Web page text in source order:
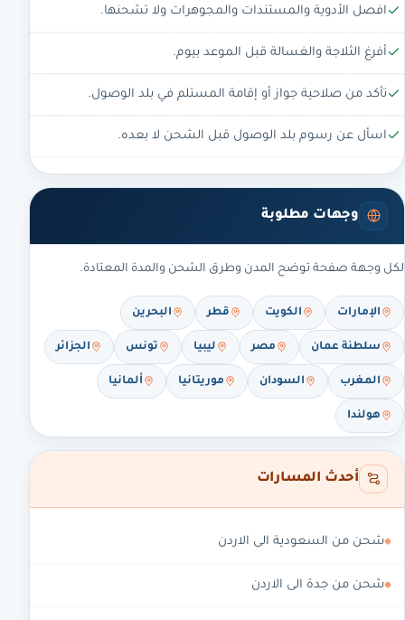
افصل الأدوية والمستندات والمجوهرات ولا تشحنها.
أفرغ الثلاجة والغسالة قبل الموعد بيوم.
تأكد من صلاحية جواز أو إقامة المستلم في بلد الوصول.
اسأل عن رسوم بلد الوصول قبل الشحن لا بعده.
وجهات مطلوبة
لكل وجهة صفحة توضح المدن وطرق الشحن والمدة المعتادة.
الإمارات الكويت قطر البحرين
سلطنة عمان مصر ليبيا تونس الجزائر
المغرب السودان موريتانيا ألمانيا
هولندا
أحدث المسارات
شحن من السعودية الى الاردن
شحن من جدة الى الاردن